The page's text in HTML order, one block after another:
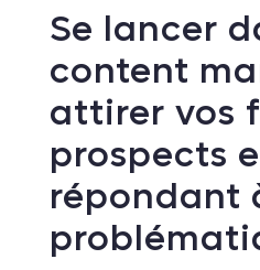
Se lancer
content
attirer vos
prospects
répondant